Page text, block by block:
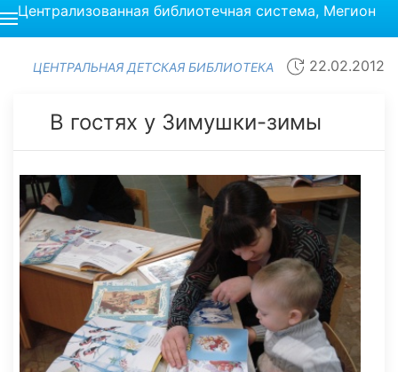
Централизованная библиотечная система, Мегион
ЦЕНТРАЛЬНАЯ ДЕТСКАЯ БИБЛИОТЕКА 22.02.2012
В гостях у Зимушки-зимы